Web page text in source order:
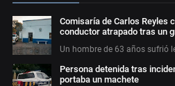
Comisaría de Carlos Reyles
conductor atrapado tras un
Un hombre de 63 años sufrió
Persona detenida tras
portaba un machete